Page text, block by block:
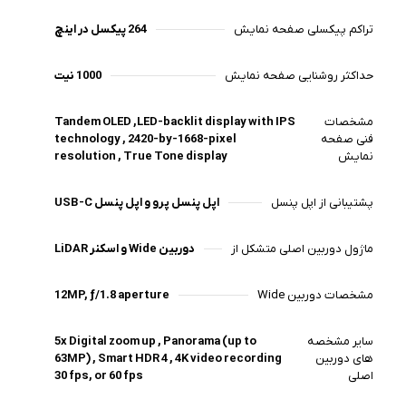
تراکم پیکسلی صفحه نمایش 264 پیکسل در اینچ
حداکثر روشنایی صفحه نمایش 1000 نیت
مشخصات
فنی صفحه
نمایش
Tandem OLED ,LED-backlit display with IPS
technology , 2420-by-1668-pixel
resolution , True Tone display
پشتیبانی از اپل پنسل اپل پنسل پرو و اپل پنسل USB-C
ماژول دوربین اصلی متشکل از دوربین Wide و اسکنر LiDAR
مشخصات دوربین Wide 12MP, ƒ/1.8 aperture
سایر مشخصه
های دوربین
اصلی
5x Digital zoom up , Panorama (up to
63MP) , Smart HDR 4 , 4K video recording
30 fps, or 60 fps